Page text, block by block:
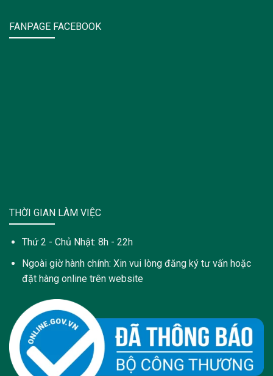
FANPAGE FACEBOOK
THỜI GIAN LÀM VIỆC
Thứ 2 - Chủ Nhật: 8h - 22h
Ngoài giờ hành chính: Xin vui lòng đăng ký tư vấn hoặc
đặt hàng online trên website